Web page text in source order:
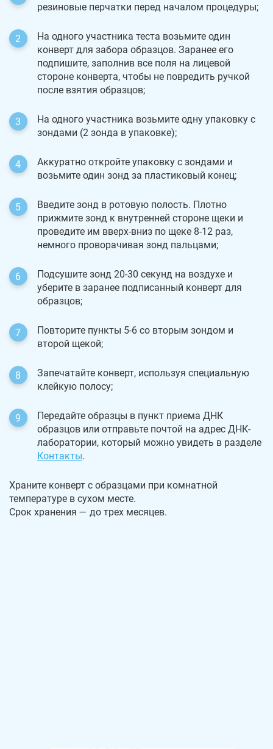
резиновые перчатки перед началом процедуры;
На одного участника теста возьмите один
конверт для забора образцов. Заранее его
подпишите, заполнив все поля на лицевой
стороне конверта, чтобы не повредить ручкой
после взятия образцов;
На одного участника возьмите одну упаковку с
зондами (2 зонда в упаковке);
Аккуратно откройте упаковку с зондами и
возьмите один зонд за пластиковый конец;
Введите зонд в ротовую полость. Плотно
прижмите зонд к внутренней стороне щеки и
проведите им вверх-вниз по щеке 8-12 раз,
немного проворачивая зонд пальцами;
Подсушите зонд 20-30 секунд на воздухе и
уберите в заранее подписанный конверт для
образцов;
Повторите пункты 5-6 со вторым зондом и
второй щекой;
Запечатайте конверт, используя специальную
клейкую полосу;
Передайте образцы в пункт приема ДНК
образцов или отправьте почтой на адрес ДНК-
лаборатории, который можно увидеть в разделе
Контакты.
Храните конверт с образцами при комнатной
температуре в сухом месте.
Срок хранения — до трех месяцев.